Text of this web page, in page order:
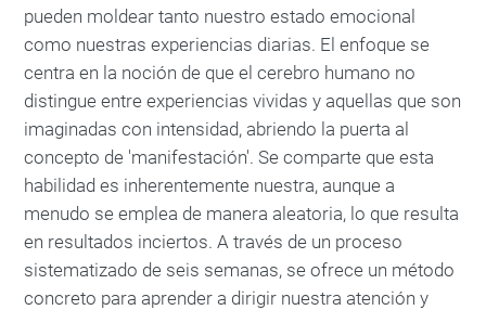
pueden moldear tanto nuestro estado emocional
como nuestras experiencias diarias. El enfoque se
centra en la noción de que el cerebro humano no
distingue entre experiencias vividas y aquellas que son
imaginadas con intensidad, abriendo la puerta al
concepto de 'manifestación'. Se comparte que esta
habilidad es inherentemente nuestra, aunque a
menudo se emplea de manera aleatoria, lo que resulta
en resultados inciertos. A través de un proceso
sistematizado de seis semanas, se ofrece un método
concreto para aprender a dirigir nuestra atención y